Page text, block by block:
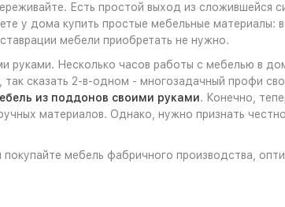
Есть простой выход из сложившейся
у дома купить простые мебельные материалы:
мебели приобретать не нужно.
руками. Несколько часов работы с мебелью в
, так сказать 2-в-одном - многозадачный профи
из поддонов своими руками. Конечно,
материалов. Однако, нужно признать
покупайте мебель фабричного производства,